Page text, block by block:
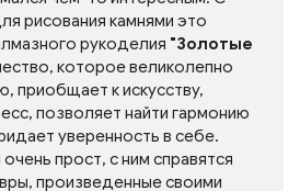
рисования камнями это
рукоделия "Золотые
которое великолепно
приобщает к искусству,
позволяет найти гармонию
уверенность в себе.
прост, с ним справятся
произведенные своими